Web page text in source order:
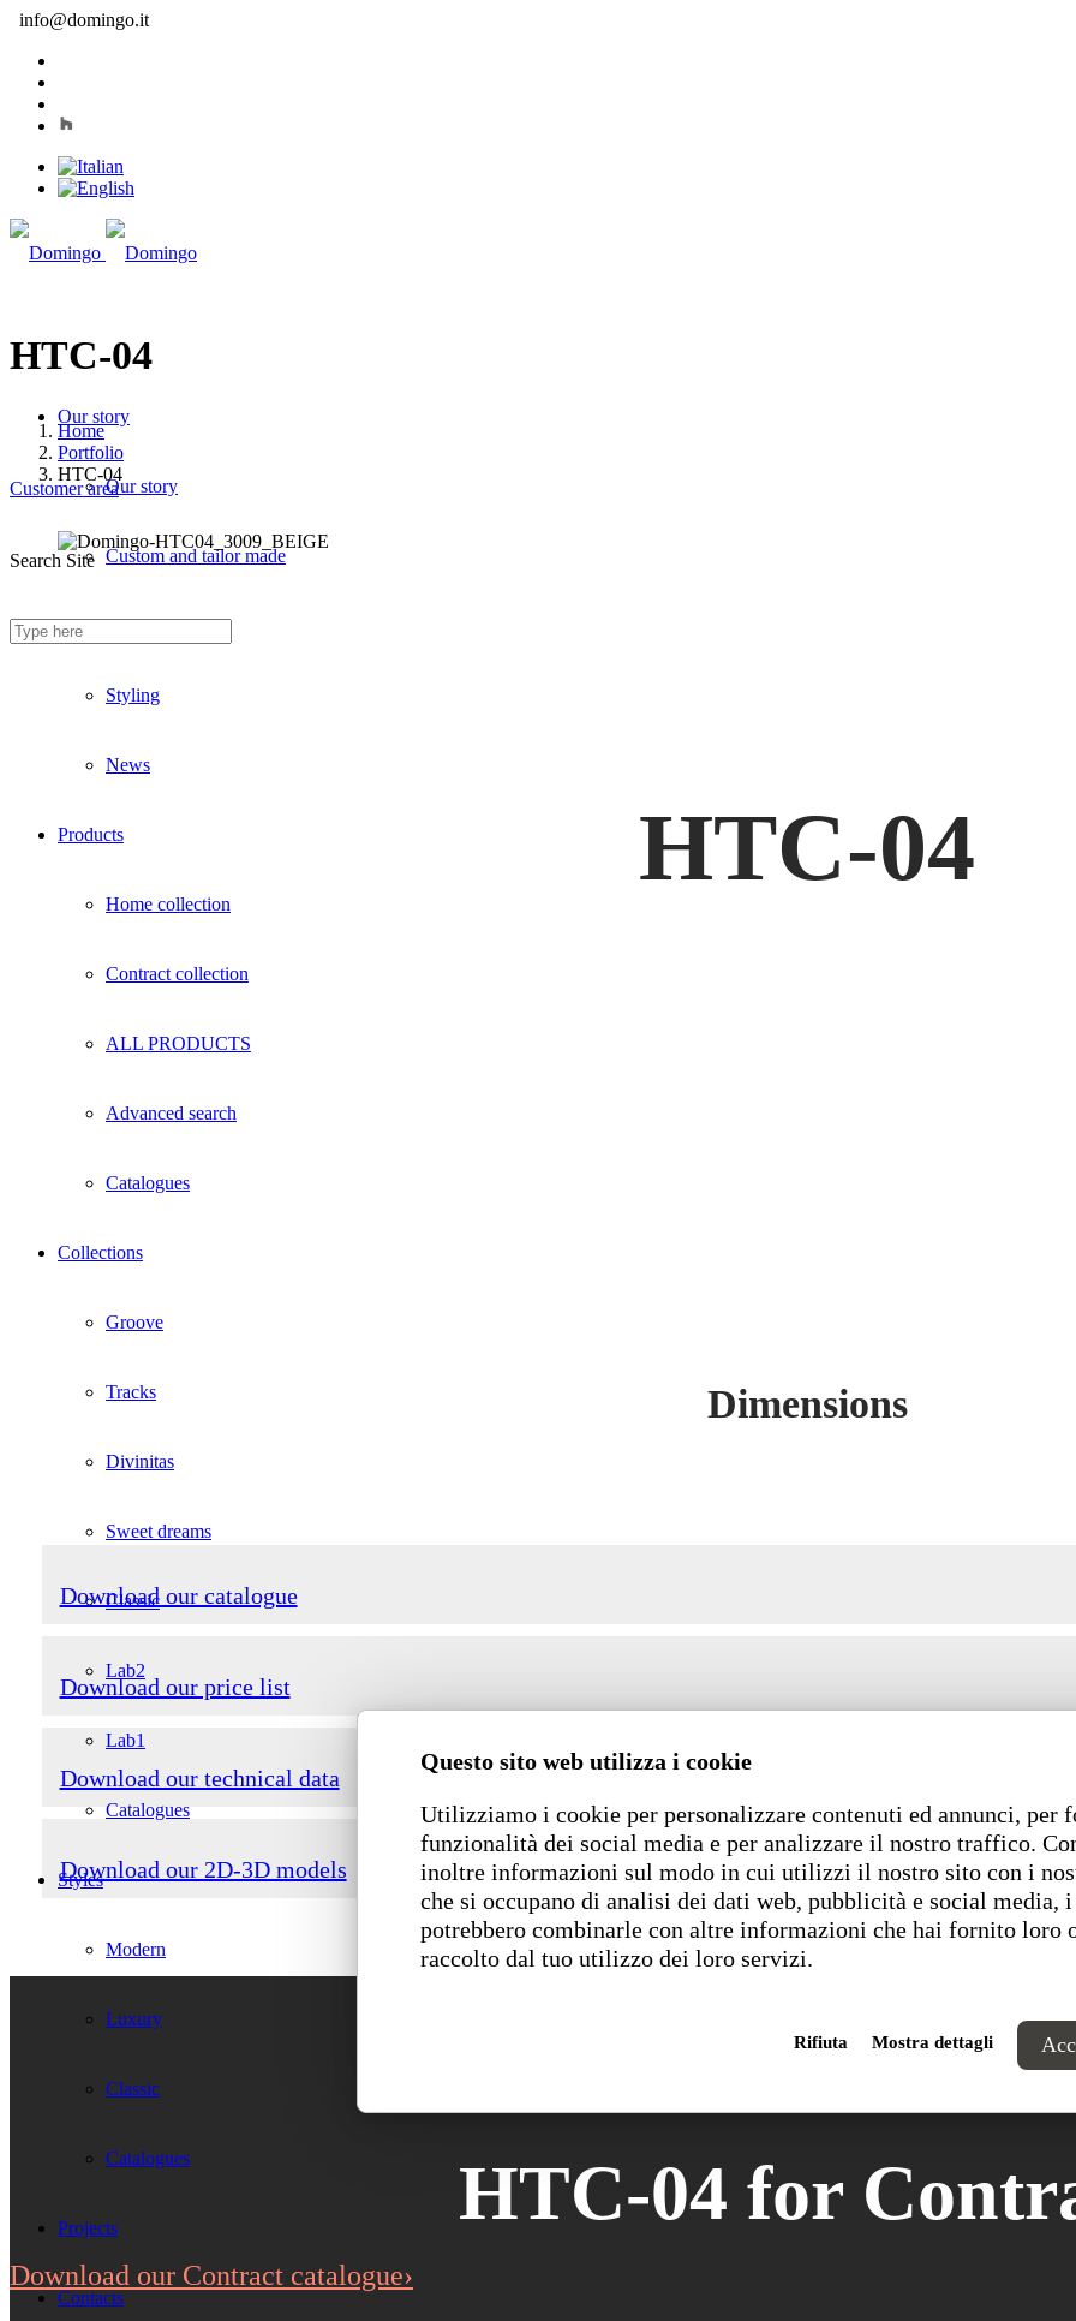
Questo sito web utilizza i cookie
Utilizziamo i cookie per personalizzare contenuti ed annunci, per
funzionalità dei social media e per analizzare il nostro traffico.
inoltre informazioni sul modo in cui utilizzi il nostro sito con i
che si occupano di analisi dei dati web, pubblicità e social media,
potrebbero combinarle con altre informazioni che hai fornito loro
raccolto dal tuo utilizzo dei loro servizi.
Rifiuta Mostra dettagli
info@domingo.it
Our story
Our story
Custom and tailor made
Fireproof sofas
Styling
News
Products
Home collection
Contract collection
ALL PRODUCTS
Advanced search
Catalogues
Collections
Groove
Tracks
Divinitas
Sweet dreams
Classic
Lab2
Lab1
Catalogues
Styles
Modern
Luxury
Classic
Catalogues
Projects
Contacts
Customer area
Search Site
HTC-04
Home
Portfolio
HTC-04
HTC-04
Dimensions
Download our catalogue
Download our price list
Download our technical data
Download our 2D-3D models
HTC-04 for
Download our Contract catalogue›